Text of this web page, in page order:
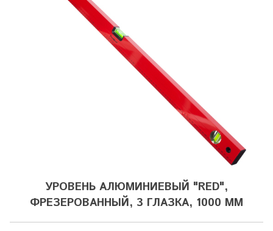
УРОВЕНЬ АЛЮМИНИЕВЫЙ "RED",
ФРЕЗЕРОВАННЫЙ, 3 ГЛАЗКА, 1000 ММ